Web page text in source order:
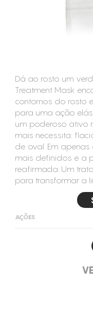
Dá ao rosto um
Treatment Mask
contornos do rosto
para uma ação
um poderoso ativo
mais necessita:
de oval. Em
mais definidos e a
reafirmada. Um
para transformar a
AÇÕES